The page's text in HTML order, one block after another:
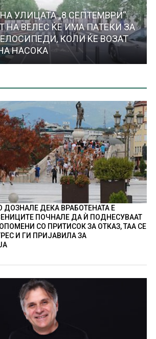
УЛИЦАТА „8 СЕПТЕМВРИ“
НА ВЕЛЕС ЌЕ ИМА ПАТЕКИ ЗА
КОЛИ ЌЕ ВОЗАТ
НАСОКА
ДОЗНАЛЕ ДЕКА ВРАБОТЕНАТА Е
ПОЧНАЛЕ ДА Ѝ ПОДНЕСУВААТ
СО ПРИТИСОК ЗА ОТКАЗ, ТАА СЕ
И ГИ ПРИЈАВИЛА ЗА